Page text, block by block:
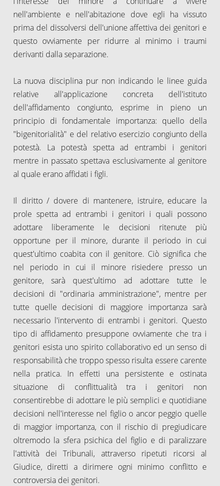
nell'ambiente e nell'abitazione dove egli ha vissuto
prima del dissolversi dell'unione affettiva dei genitori e
questo ovviamente per ridurre al minimo i traumi
derivanti dalla separazione.
La nuova disciplina pur non indicando le linee guida
relative all'applicazione concreta dell'istituto
dell'affidamento congiunto, esprime in pieno un
principio di fondamentale importanza: quello della
"bigenitorialità" e del relativo esercizio congiunto della
potestà. La potestà spetta ad entrambi i genitori
mentre in passato spettava esclusivamente al genitore
al quale erano affidati i figli.
Il diritto / dovere di mantenere, istruire, educare la
prole spetta ad entrambi i genitori i quali possono
adottare liberamente le decisioni ritenute più
opportune per il minore, durante il periodo in cui
quest'ultimo coabita con il genitore. Ciò significa che
nel periodo in cui il minore risiedere presso un
genitore, sarà quest'ultimo ad adottare tutte le
decisioni di "ordinaria amministrazione", mentre per
tutte quelle decisioni di maggiore importanza sarà
necessario l'intervento di entrambi i genitori. Questo
tipo di affidamento presuppone ovviamente che tra i
genitori esista uno spirito collaborativo ed un senso di
responsabilità che troppo spesso risulta essere carente
nella pratica. In effetti una persistente e ostinata
situazione di conflittualità tra i genitori non
consentirebbe di adottare le più semplici e quotidiane
decisioni nell'interesse nel figlio o ancor peggio quelle
di maggior importanza, con il rischio di pregiudicare
oltremodo la sfera psichica del figlio e di paralizzare
l'attività dei Tribunali, attraverso ripetuti ricorsi al
Giudice, diretti a dirimere ogni minimo conflitto e
controversia dei genitori.